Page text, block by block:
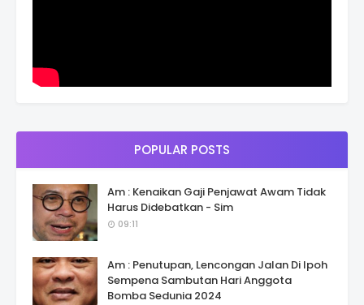
POPULAR POSTS
Am : Kenaikan Gaji Penjawat Awam Tidak
Harus Didebatkan - Sim
09:11
Am : Penutupan, Lencongan Jalan Di Ipoh
Sempena Sambutan Hari Anggota
Bomba Sedunia 2024